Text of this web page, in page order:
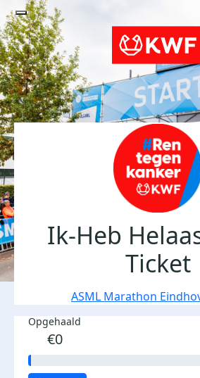
Ik-Heb
Ticket
ASML Marathon
Opgehaald
€0